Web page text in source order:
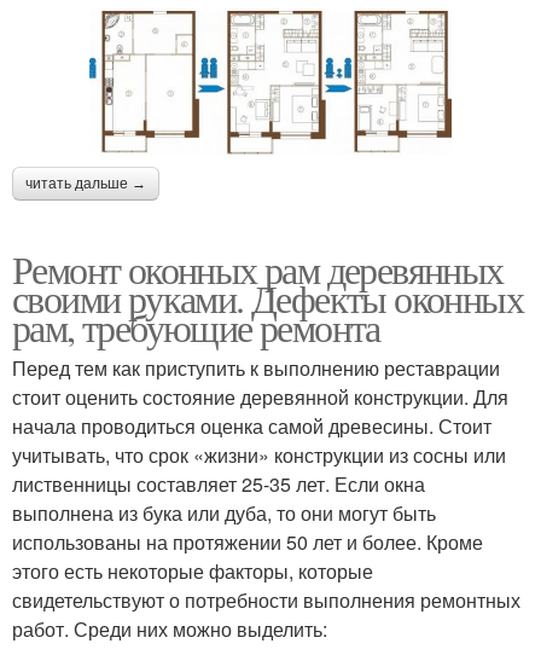
читать дальше →
Ремонт оконных рам деревянных
своими руками. Дефекты оконных
рам, требующие ремонта
Перед тем как приступить к выполнению реставрации
стоит оценить состояние деревянной конструкции. Для
начала проводиться оценка самой древесины. Стоит
учитывать, что срок «жизни» конструкции из сосны или
лиственницы составляет 25-35 лет. Если окна
выполнена из бука или дуба, то они могут быть
использованы на протяжении 50 лет и более. Кроме
этого есть некоторые факторы, которые
свидетельствуют о потребности выполнения ремонтных
работ. Среди них можно выделить: